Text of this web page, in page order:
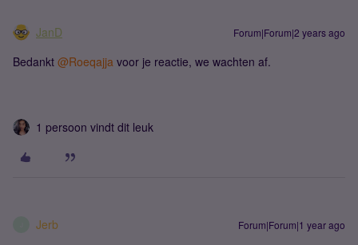
JanD Forum|Forum|2 years ago
Bedankt @Roeqajja voor je reactie, we wachten af.
1 persoon vindt dit leuk
Jerb Forum|Forum|1 year ago